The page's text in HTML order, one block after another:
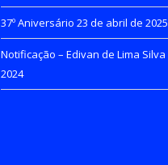
37º Aniversário 23 de abril de 2025
Notificação – Edivan de Lima Silva
2024